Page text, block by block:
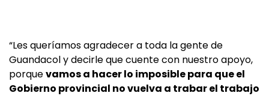
“Les queríamos agradecer a toda la gente de
Guandacol y decirle que cuente con nuestro apoyo,
porquevamos a hacer lo imposible para que el
Gobierno provincial no vuelva a trabar el trabajo